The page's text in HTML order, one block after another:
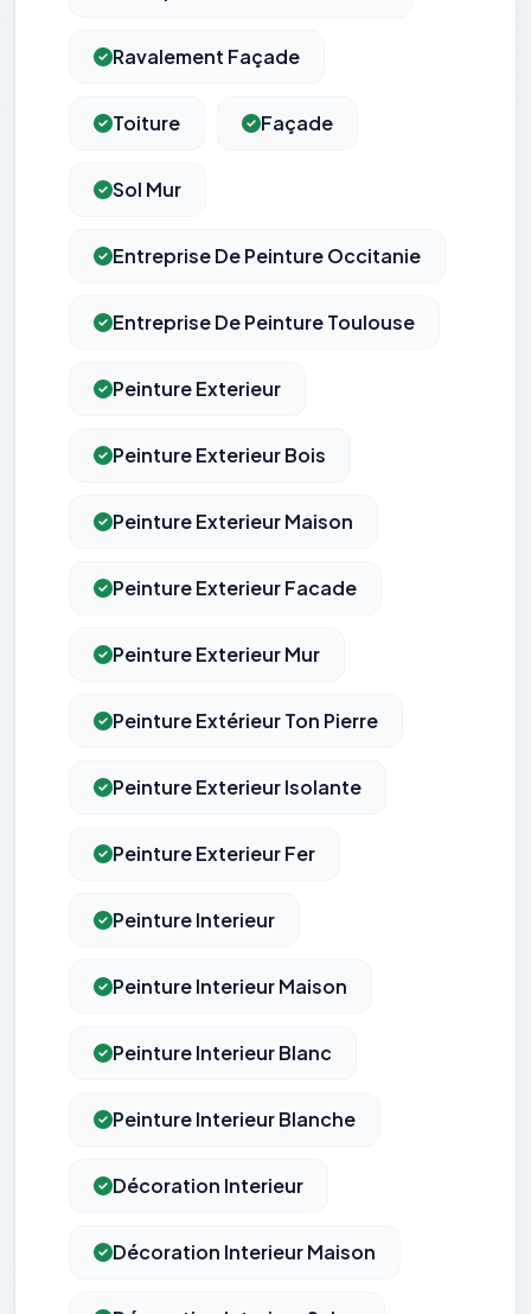
Ravalement Façade
Toiture Façade
Sol Mur
Entreprise De Peinture Occitanie
Entreprise De Peinture Toulouse
Peinture Exterieur
Peinture Exterieur Bois
Peinture Exterieur Maison
Peinture Exterieur Facade
Peinture Exterieur Mur
Peinture Extérieur Ton Pierre
Peinture Exterieur Isolante
Peinture Exterieur Fer
Peinture Interieur
Peinture Interieur Maison
Peinture Interieur Blanc
Peinture Interieur Blanche
Décoration Interieur
Décoration Interieur Maison